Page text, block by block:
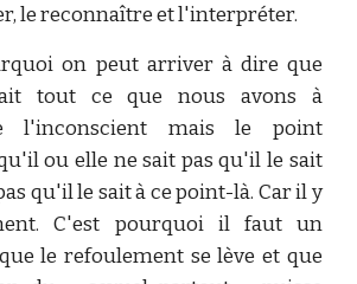
le reconnaître et l'interpréter.
on peut arriver à dire que
tout ce que nous avons à
l'inconscient mais le point
ou elle ne sait pas qu'il le sait
qu'il le sait à ce point-là. Car il y
C'est pourquoi il faut un
le refoulement se lève et que